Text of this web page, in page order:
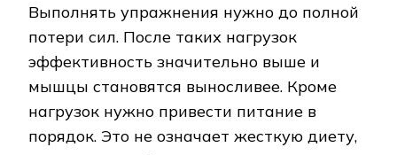
Выполнять упражнения нужно до полной
потери сил. После таких нагрузок
эффективность значительно выше и
мышцы становятся выносливее. Кроме
нагрузок нужно привести питание в
порядок. Это не означает жесткую диету,